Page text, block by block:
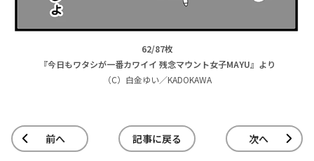
62/87枚
『今日もワタシが一番カワイイ 残念マウント女子MAYU』より
（C）白金ゆい／KADOKAWA
前へ 記事に戻る 次へ